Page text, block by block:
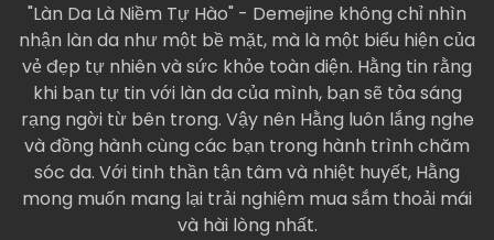
"Làn Da Là Niềm Tự Hào" - Demejine không chỉ nhìn
nhận làn da như một bề mặt, mà là một biểu hiện của
vẻ đẹp tự nhiên và sức khỏe toàn diện. Hằng tin rằng
khi bạn tự tin với làn da của mình, bạn sẽ tỏa sáng
rạng ngời từ bên trong. Vậy nên Hằng luôn lắng nghe
và đồng hành cùng các bạn trong hành trình chăm
sóc da. Với tinh thần tận tâm và nhiệt huyết, Hằng
mong muốn mang lại trải nghiệm mua sắm thoải mái
và hài lòng nhất.